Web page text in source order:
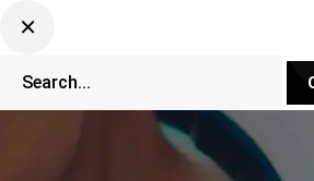
CLUBBING TV NETWORK